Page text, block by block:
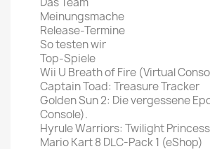
Meinungsmache
Release-Termine
So testen wir
Top-Spiele
Wii U Breath of Fire (Virtual
Captain Toad: Treasure Tracker
Golden Sun 2: Die vergessene
Console).
Hyrule Warriors: Twilight
Mario Kart 8 DLC-Pack 1 (eShop)